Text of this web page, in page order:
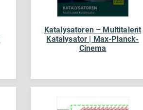
Katalysatoren – Multitalent
Katalysator | Max-Planck-
Cinema